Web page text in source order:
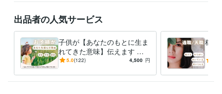
出品者の人気サービス
子供が【あなたのもとに生ま
れてきた意味】伝えます あ
なたをママとして選んだ理由
分かる
5.0(122) 4,500 円
稼げ
たの